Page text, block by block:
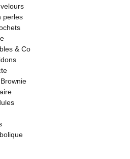
perles
& Co